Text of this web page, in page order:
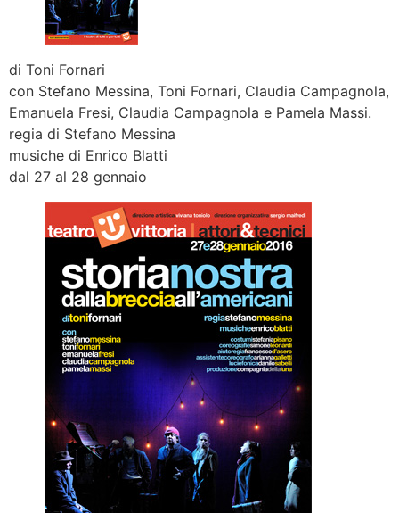
di Toni Fornari
con Stefano Messina, Toni Fornari, Claudia Campagnola,
Emanuela Fresi, Claudia Campagnola e Pamela Massi.
regia di Stefano Messina
musiche di Enrico Blatti
dal 27 al 28 gennaio